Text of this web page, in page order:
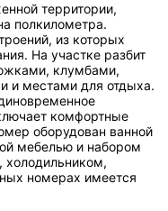
территории,
полкилометра.
из которых
На участке разбит
клумбами,
и местами для отдыха.
комфортные
оборудован ванной
мебелью и набором
холодильником,
номерах имеется